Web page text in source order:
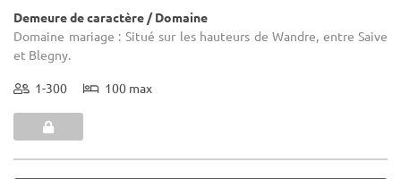
Demeure de caractère / Domaine
Domaine mariage : Situé sur les hauteurs de Wandre, entre Saive
et Blegny.
1-300 100 max